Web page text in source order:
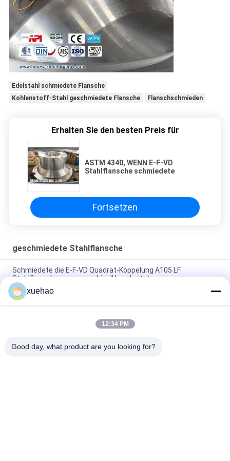
Edelstahl schmiedete Flansche
Kohlenstoff-Stahl geschmiedete Flansche
Flanschschmieden
Erhalten Sie den besten Preis für
ASTM 4340, WENN E-F-VD
Stahlflansche schmiedete
Fortsetzen
geschmiedete Stahlflansche
Schmiedete die E-F-VD Quadrat-Koppelung A105 LF
Stahlflansch-raues maschinell bearbeitet
Edelstahl A105 16Mn schmiedete Flansch-hohe Präzisions-
Wärmebehandlung
Rauer maschinell bearbeiteter geschmiedeter Stahl flanscht
xuehao
12:34 PM
Good day, what product are you looking for?